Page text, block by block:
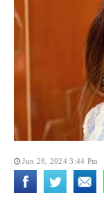
Jun 28, 2024 3:44 Pm